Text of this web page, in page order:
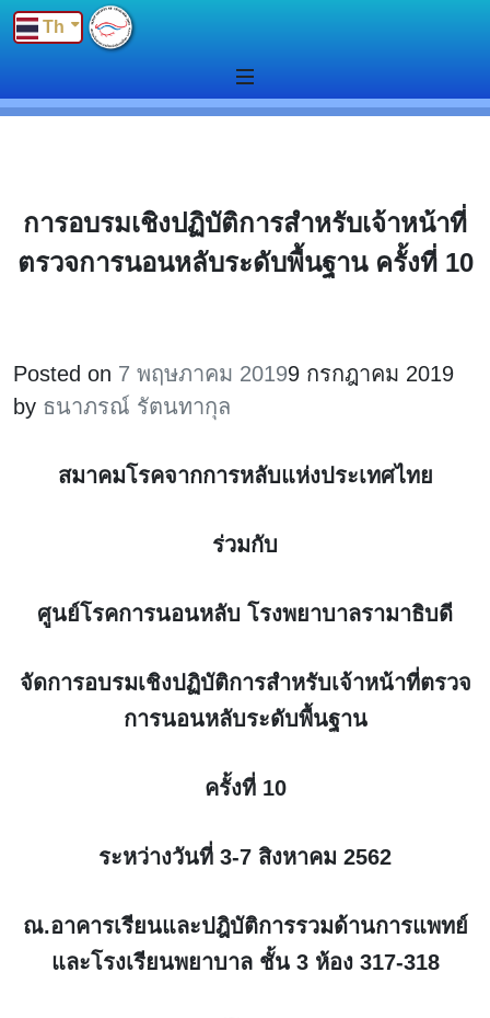
Th
การอบรมเชิงปฏิบัติการสำหรับเจ้าหน้าที่
ตรวจการนอนหลับระดับพื้นฐาน ครั้งที่ 10
Posted on 7 พฤษภาคม 20199 กรกฎาคม 2019
by ธนาภรณ์ รัตนทากุล
สมาคมโรคจากการหลับแห่งประเทศไทย
ร่วมกับ
ศูนย์โรคการนอนหลับ โรงพยาบาลรามาธิบดี
จัดการอบรมเชิงปฏิบัติการสำหรับเจ้าหน้าที่ตรวจ
การนอนหลับระดับพื้นฐาน
ครั้งที่ 10
ระหว่างวันที่ 3-7 สิงหาคม 2562
ณ.อาคารเรียนและปฎิบัติการรวมด้านการแพทย์
และโรงเรียนพยาบาล ชั้น 3ห้อง 317-318